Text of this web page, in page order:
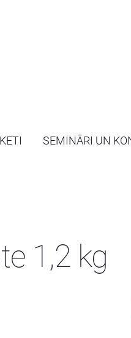
SEMINĀRI UN
1,2 kg